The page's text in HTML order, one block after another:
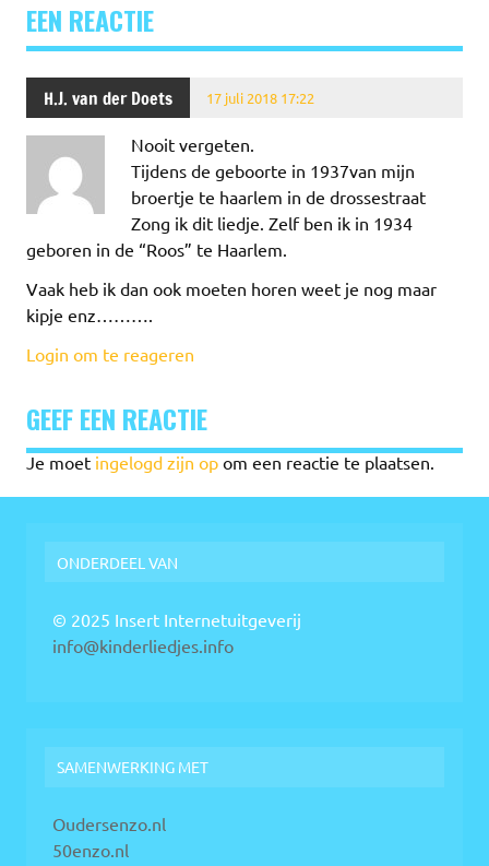
EEN REACTIE
H.J. van der Doets 17 juli 2018 17:22
Nooit vergeten.
Tijdens de geboorte in 1937van mijn
broertje te haarlem in de drossestraat
Zong ik dit liedje. Zelf ben ik in 1934
geboren in de “Roos” te Haarlem.
Vaak heb ik dan ook moeten horen weet je nog maar
kipje enz……….
Login om te reageren
GEEF EEN REACTIE
Je moet ingelogd zijn op om een reactie te plaatsen.
ONDERDEEL VAN
© 2025 Insert Internetuitgeverij
info@kinderliedjes.info
SAMENWERKING MET
Oudersenzo.nl
50enzo.nl